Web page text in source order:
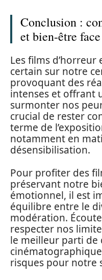
Conclusion :
et bien-être
Les films
certain sur notre
provoquant des
intenses et offrant
surmonter nos
crucial de rester
terme de
notamment en
désensibilisation.
Pour profiter des
préservant notre
émotionnel, il est
équilibre entre le
modération.
respecter nos
le meilleur parti de
risques pour notre